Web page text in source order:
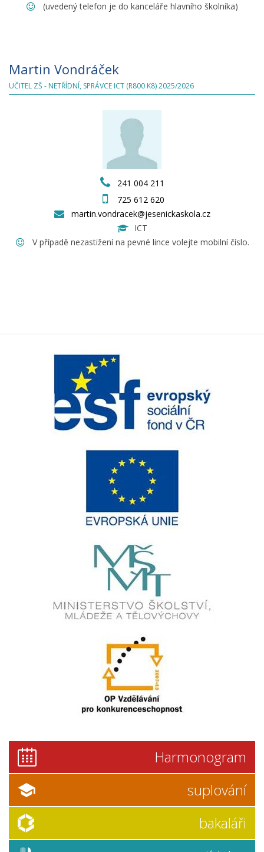
(uvedený telefon je do kanceláře hlavního školníka)
Martin Vondráček
UČITEL ZŠ - NETŘÍDNÍ, SPRÁVCE ICT (R800 K8) 2025/2026
241 004 211
725 612 620
martin.vondracek@jesenickaskola.cz
ICT
V případě nezastižení na pevné lince volejte mobilní číslo.
Harmonogram
suplování
bakaláři